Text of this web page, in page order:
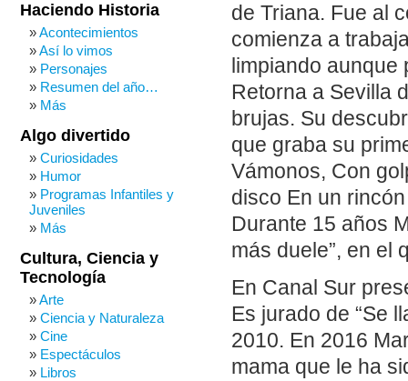
de Triana. Fue al
comienza a
limpiando
Retorna a Sevilla
brujas. Su
que graba su
Vámonos, Con
disco En un
Durante 15 años
más duele”, en el
En Canal Sur
Es jurado de “Se
2010. En 2016
mama que le ha
Haciendo Historia
Acontecimientos
Así lo vimos
Personajes
Resumen del año…
Más
Algo divertido
Curiosidades
Humor
Programas Infantiles y
Juveniles
Más
Cultura, Ciencia y
Tecnología
Arte
Ciencia y Naturaleza
Cine
Espectáculos
Libros